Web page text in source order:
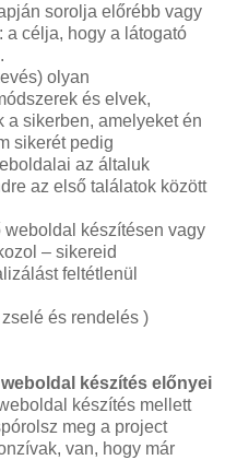
sorolja előrébb vagy
a célja, hogy a látogató
olyan
és elvek,
sikerben, amelyeket én
sikerét pedig
az általuk
az első találatok között
weboldal készítésen vagy
– sikereid
feltétlenül
és rendelés )
készítés előnyei
készítés mellett
meg a project
van, hogy már